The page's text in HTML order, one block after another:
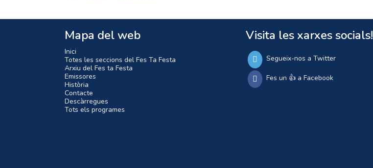
Mapa del web
Inici
Totes les seccions del Fes Ta Festa
Arxiu del Fes ta Festa
Emissores
Història
Contacte
Descàrregues
Tots els programes
Visita les xarxes socials!
Segueix-nos a Twitter
Fes un 👍 a Facebook